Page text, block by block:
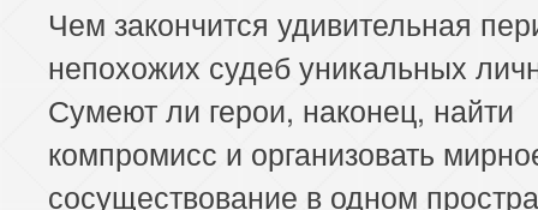
Чем закончится удивительная
непохожих судеб уникальных
Сумеют ли герои, наконец, найти
компромисс и организовать
сосуществование в одном